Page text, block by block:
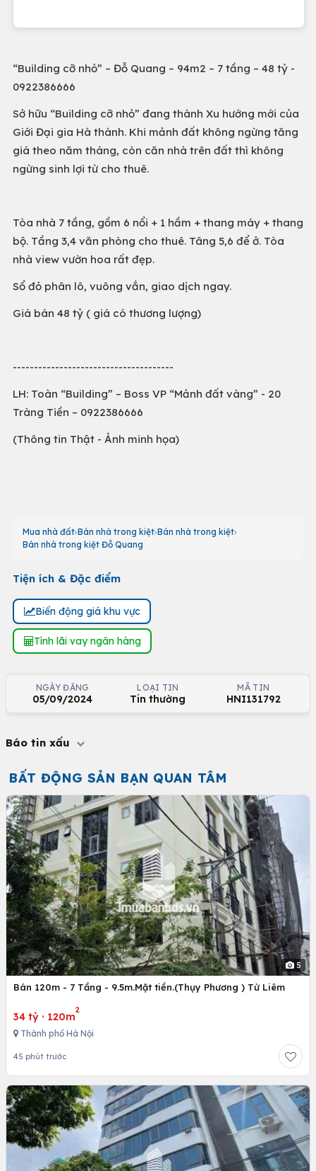
“Building cỡ nhỏ” – Đỗ Quang – 94m2 – 7 tầng – 48 tỷ -
0922386666
Sở hữu “Building cỡ nhỏ” đang thành Xu hướng mới của
Giới Đại gia Hà thành. Khi mảnh đất không ngừng tăng
giá theo năm tháng, còn căn nhà trên đất thì không
ngừng sinh lợi từ cho thuê.
Tòa nhà 7 tầng, gồm 6 nổi + 1 hầm + thang máy + thang
bộ. Tầng 3,4 văn phòng cho thuê. Tâng 5,6 để ở. Tòa
nhà view vườn hoa rất đẹp.
Sổ đỏ phân lô, vuông vắn, giao dịch ngay.
Giá bán 48 tỷ ( giá có thương lượng)
--------------------------------------
LH: Toàn “Building” – Boss VP “Mảnh đất vàng” - 20
Tràng Tiền – 0922386666
(Thông tin Thật - Ảnh minh họa)
Mua nhà đất Bán nhà trong kiệt Bán nhà trong kiệt
Bán nhà trong kiệt Đỗ Quang
Tiện ích & Đặc điểm
Biến động giá khu vực
Tính lãi vay ngân hàng
NGÀY ĐĂNG
05/09/2024
LOẠI TIN
Tin thường
MÃ TIN
HNI131792
Báo tin xấu
BẤT ĐỘNG SẢN BẠN QUAN TÂM
5
Bán 120m - 7 Tầng - 9.5m.Mặt tiền.(Thụy Phương ) Từ Liêm
34 tỷ · 120m
2
Thành phố Hà Nội
45 phút trước